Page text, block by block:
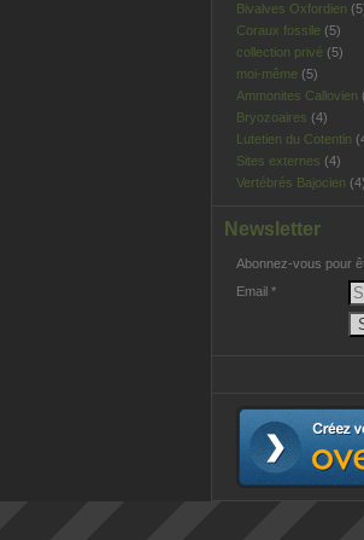
Bivalves Oxfordien
Coraux fossile (5)
collection privé (5)
moi-même (5)
Ammonites Callovien
Bryozoaires (4)
Lutetien du Cotentin
Sites externes (4)
Vertébrés Bajocien (4)
Newsletter
Abonnez-vous pour
Email